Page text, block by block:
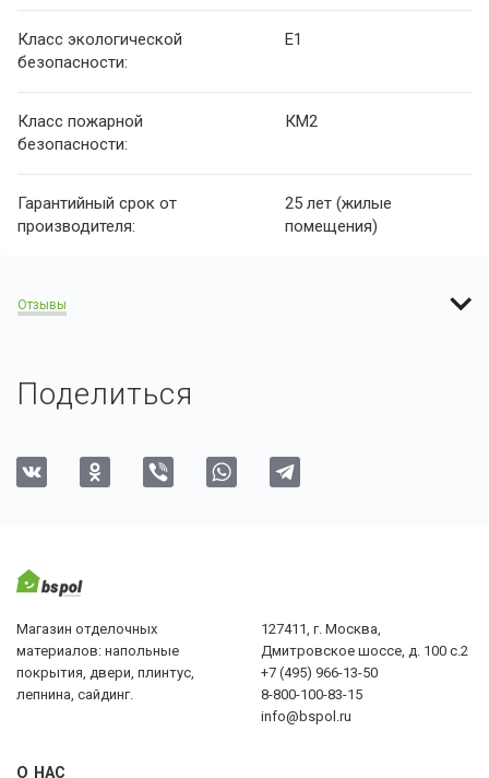
Класс экологической
безопасности:
Е1
Класс пожарной
безопасности:
КМ2
Гарантийный срок от
производителя:
25 лет (жилые
помещения)
Отзывы
Поделиться
Магазин отделочных
материалов: напольные
покрытия, двери, плинтус,
лепнина, сайдинг.
127411, г. Москва,
Дмитровское шоссе, д. 100 с.2
+7 (495) 966-13-50
8-800-100-83-15
info@bspol.ru
О НАС